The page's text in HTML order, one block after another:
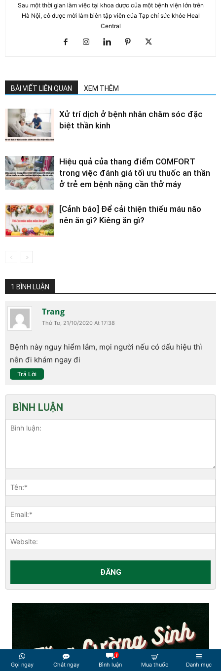
Sau một thời gian làm việc tại khoa dược của một bệnh viện lớn trên
Hà Nội, cô được mời làm biên tập viên của Tạp chí sức khỏe Heal
Central
BÀI VIẾT LIÊN QUAN XEM THÊM
Xử trí dịch ở bệnh nhân chăm sóc đặc
biệt thần kinh
Hiệu quả của thang điểm COMFORT
trong việc đánh giá tối ưu thuốc an thần
ở trẻ em bệnh nặng cần thở máy
[Cảnh báo] Để cải thiện thiếu máu não
nên ăn gì? Kiêng ăn gì?
1 BÌNH LUẬN
Trang
Thứ Tư, 21/10/2020 At 17:38
Bệnh này nguy hiểm lắm, mọi người nếu có dấu hiệu thì
nên đi khám ngay đi
Trả Lời
BÌNH LUẬN
Gọi ngay Chát ngay
1
Bình luận Mua thuốc Danh mục